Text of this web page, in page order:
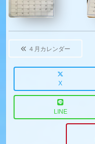
Post
navigation
４月カレンダー
X
LINE